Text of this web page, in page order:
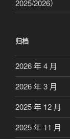
2025/2026）
归档
2026 年 4 月
2026 年 3 月
2025 年 12 月
2025 年 11 月